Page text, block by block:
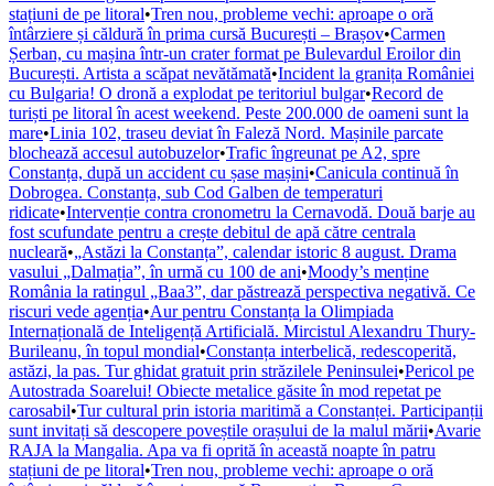
stațiuni de pe litoral•Tren nou, probleme vechi: aproape o oră
întârziere și căldură în prima cursă București – Brașov•Carmen
Șerban, cu mașina într-un crater format pe Bulevardul Eroilor din
București. Artista a scăpat nevătămată•Incident la granița României
cu Bulgaria! O dronă a explodat pe teritoriul bulgar•Record de
turiști pe litoral în acest weekend. Peste 200.000 de oameni sunt la
mare•Linia 102, traseu deviat în Faleză Nord. Mașinile parcate
blochează accesul autobuzelor•Trafic îngreunat pe A2, spre
Constanța, după un accident cu șase mașini•Canicula continuă în
Dobrogea. Constanța, sub Cod Galben de temperaturi
ridicate•Intervenție contra cronometru la Cernavodă. Două barje au
fost scufundate pentru a crește debitul de apă către centrala
nucleară•„Astăzi la Constanța”, calendar istoric 8 august. Drama
vasului „Dalmația”, în urmă cu 100 de ani•Moody’s menține
România la ratingul „Baa3”, dar păstrează perspectiva negativă. Ce
riscuri vede agenția•Aur pentru Constanța la Olimpiada
Internațională de Inteligență Artificială. Mircistul Alexandru Thury-
Burileanu, în topul mondial•Constanța interbelică, redescoperită,
astăzi, la pas. Tur ghidat gratuit prin străzilele Peninsulei•Pericol pe
Autostrada Soarelui! Obiecte metalice găsite în mod repetat pe
carosabil•Tur cultural prin istoria maritimă a Constanței. Participanții
sunt invitați să descopere poveștile orașului de la malul mării•Avarie
RAJA la Mangalia. Apa va fi oprită în această noapte în patru
stațiuni de pe litoral•Tren nou, probleme vechi: aproape o oră